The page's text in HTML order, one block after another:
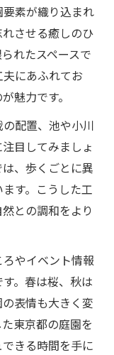
素が織り込まれ
させる癒しのひ
れたスペースで
にあふれてお
魅力です。
配置、池や小川
目してみましょ
、歩くごとに異
す。こうした工
との調和をより
やイベント情報
。春は桜、秋は
表情も大きく変
東京都の庭園を
きる時間を手に